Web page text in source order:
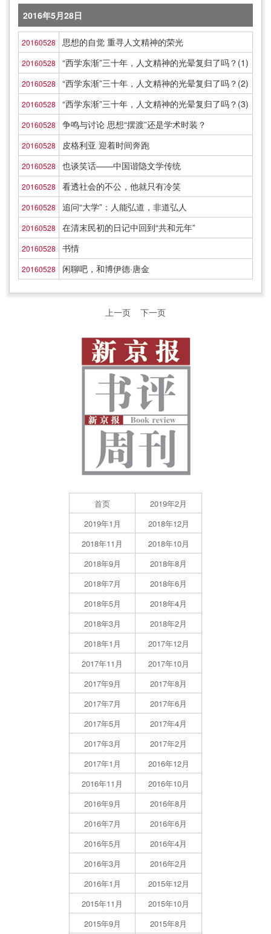
2016年5月28日
20160528 思想的自觉 重寻人文精神的荣光
20160528 “西学东渐”三十年，人文精神的光晕复归了吗？(1)
20160528 “西学东渐”三十年，人文精神的光晕复归了吗？(2)
20160528 “西学东渐”三十年，人文精神的光晕复归了吗？(3)
20160528 争鸣与讨论 思想“摆渡”还是学术时装？
20160528 皮格利亚 迎着时间奔跑
20160528 也谈笑话——中国谐隐文学传统
20160528 看透社会的不公，他就只有冷笑
20160528 追问“大学”：人能弘道，非道弘人
20160528 在清末民初的日记中回到“共和元年”
20160528 书情
20160528 闲聊吧，和博伊德·唐金
上一页 下一页
首页
2019年2月
2019年1月
2018年12月
2018年11月
2018年10月
2018年9月
2018年8月
2018年7月
2018年6月
2018年5月
2018年4月
2018年3月
2018年2月
2018年1月
2017年12月
2017年11月
2017年10月
2017年9月
2017年8月
2017年7月
2017年6月
2017年5月
2017年4月
2017年3月
2017年2月
2017年1月
2016年12月
2016年11月
2016年10月
2016年9月
2016年8月
2016年7月
2016年6月
2016年5月
2016年4月
2016年3月
2016年2月
2016年1月
2015年12月
2015年11月
2015年10月
2015年9月
2015年8月